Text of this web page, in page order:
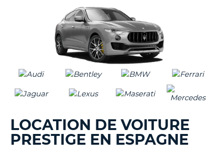
LOCATION DE VOITURE
PRESTIGE EN ESPAGNE